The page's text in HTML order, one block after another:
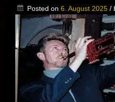
der
Arte
Posted on 6. August 2025 /